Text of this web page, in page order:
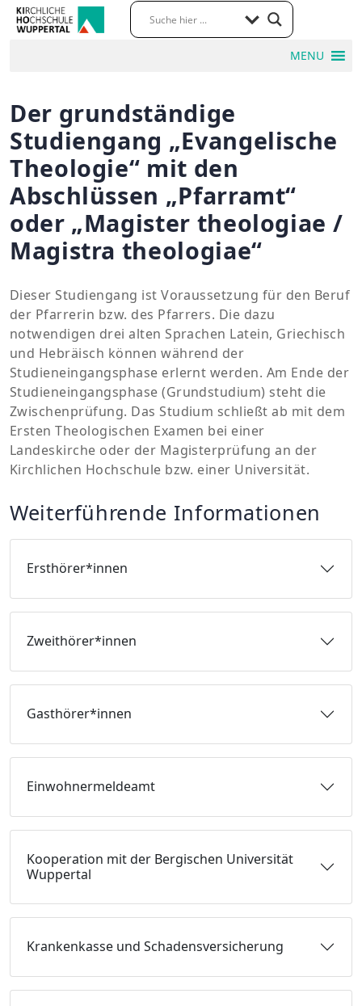
MENU
Der grundständige
Studiengang „Evangelische
Theologie“ mit den
Abschlüssen „Pfarramt“
oder „Magister theologiae /
Magistra theologiae“
Dieser Studiengang ist Voraussetzung für den Beruf
der Pfarrerin bzw. des Pfarrers. Die dazu
notwendigen drei alten Sprachen Latein, Griechisch
und Hebräisch können während der
Studieneingangsphase erlernt werden. Am Ende der
Studieneingangsphase (Grundstudium) steht die
Zwischenprüfung. Das Studium schließt ab mit dem
Ersten Theologischen Examen bei einer
Landeskirche oder der Magisterprüfung an der
Kirchlichen Hochschule bzw. einer Universität.
Weiterführende Informationen
Ersthörer*innen
Zweithörer*innen
Gasthörer*innen
Einwohnermeldeamt
Kooperation mit der Bergischen Universität
Wuppertal
Krankenkasse und Schadensversicherung